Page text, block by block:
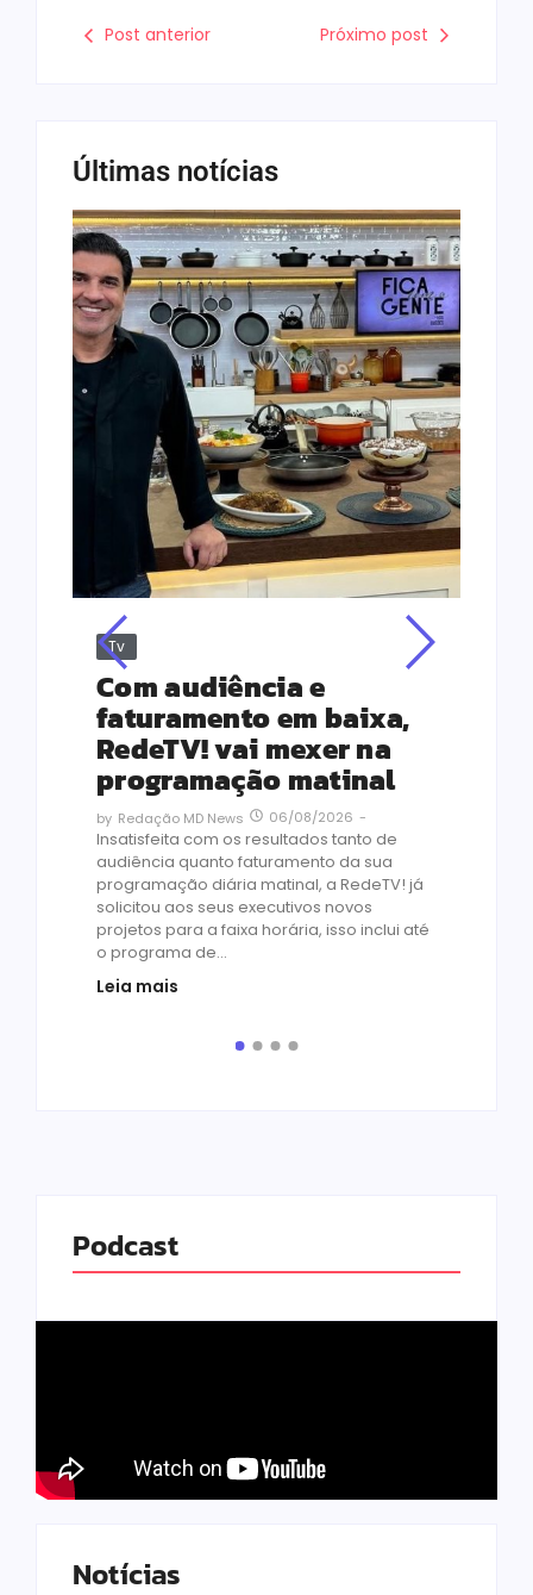
Post anterior Próximo post
Últimas notícias
Tv
Com audiência e
faturamento em baixa,
RedeTV! vai mexer na
programação matinal
by Redação MD News 06/08/2026 -
Insatisfeita com os resultados tanto de
audiência quanto faturamento da sua
programação diária matinal, a RedeTV! já
solicitou aos seus executivos novos
projetos para a faixa horária, isso inclui até
o programa de...
Leia mais
Podcast
Notícias